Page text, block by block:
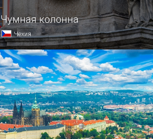
Чумная колонна
Чехия
В историческом живописном центре
Карловых Вар, посреди Рыночной
площади, расположилась одна
из самых необычных его
достопримечательностей —
установленная на постаменте
из серых кирпичей девятиметровая…